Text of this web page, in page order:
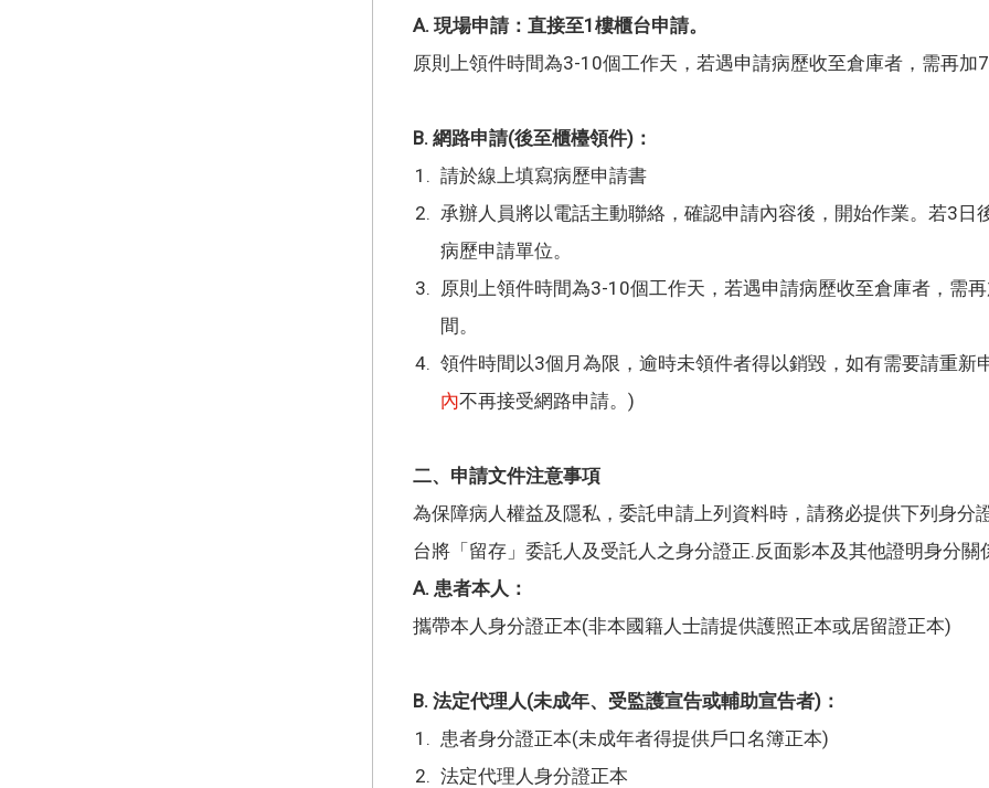
A. 現場申請：直接至1樓櫃台申請。
原則上領件時間為3-10個工作天，若遇申請病歷收至倉庫者，需再
B. 網路申請(後至櫃檯領件)：
請於線上填寫病歷申請書
承辦人員將以電話主動聯絡，確認申請內容後，開始作業。若3
病歷申請單位。
原則上領件時間為3-10個工作天，若遇申請病歷收至倉庫者，需
間。
領件時間以3個月為限，逾時未領件者得以銷毀，如有需要請重
內不再接受網路申請。)
二、申請文件注意事項
為保障病人權益及隱私，委託申請上列資料時，請務必提供下列身
台將「留存」委託人及受託人之身分證正.反面影本及其他證明身分關
A. 患者本人：
攜帶本人身分證正本(非本國籍人士請提供護照正本或居留證正本)
B. 法定代理人(未成年、受監護宣告或輔助宣告者)：
患者身分證正本(未成年者得提供戶口名簿正本)
法定代理人身分證正本